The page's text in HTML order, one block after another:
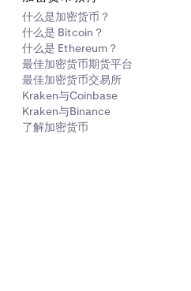
期。
（金额低于1美元），并请您
信息。
什么是加密货币？
什么是 Bitcoin？
什么是 Ethereum？
最佳加密货币期货平台
最佳加密货币交易所
Kraken与Coinbase
Kraken与Binance
了解加密货币